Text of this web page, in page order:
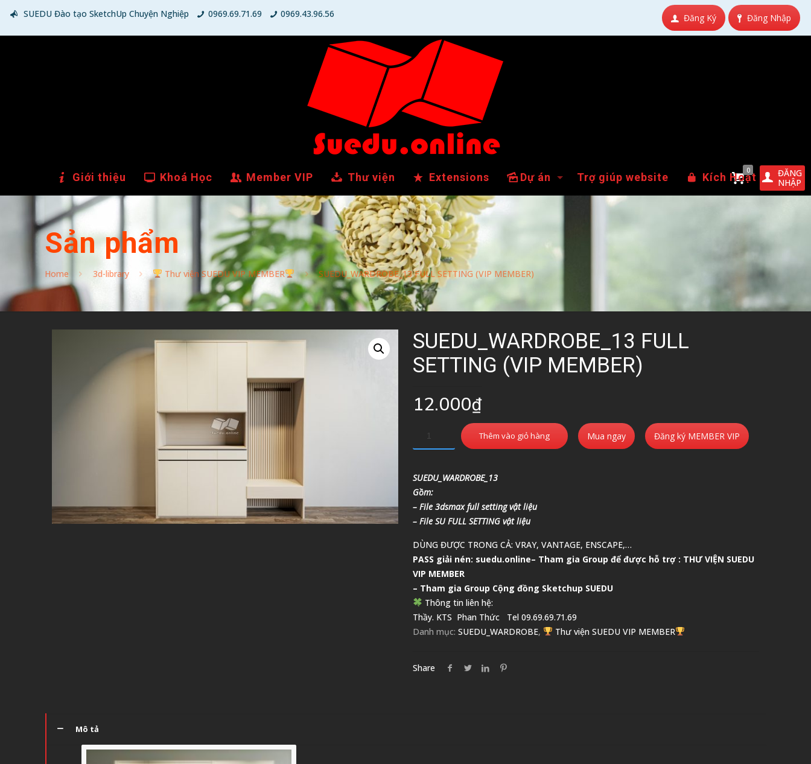
SUEDU Đào tạo SketchUp Chuyện Nghiệp 0969.69.71.69 0969.43.96.56 Đăng Nhập
Đăng Ký
Giới thiệu Khoá Học Member VIP Thư viện Extensions Dự án Trợ giúp website Kích Hoạt
0
ĐĂNG
NHẬP
Sản phẩm
Home 3d-library Thư viện SUEDU VIP MEMBER SUEDU_WARDROBE_13 FULL SETTING (VIP MEMBER)
SUEDU_WARDROBE_13 FULL
SETTING (VIP MEMBER)
12.000₫
Thêm vào giỏ hàng Mua ngay Đăng ký MEMBER VIP
SUEDU_WARDROBE_13
Gồm:
– File 3dsmax full setting vật liệu
– File SU FULL SETTING vật liệu
DÙNG ĐƯỢC TRONG CẢ: VRAY, VANTAGE, ENSCAPE,…
PASS giải nén: suedu.online– Tham gia Group để được hỗ trợ : THƯ VIỆN SUEDU
VIP MEMBER
– Tham gia Group Cộng đồng Sketchup SUEDU
Thông tin liên hệ:
Thầy. KTS Phan ThứcTel 09.69.69.71.69
Danh mục: SUEDU_WARDROBE, Thư viện SUEDU VIP MEMBER
Share
Mô tả